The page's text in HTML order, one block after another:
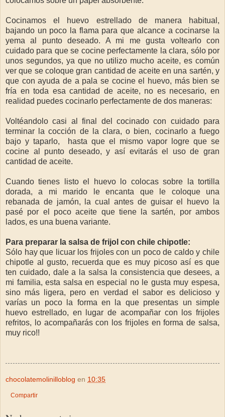
Cocinamos el huevo estrellado de manera habitual,
bajando un poco la flama para que alcance a cocinarse la
yema al punto deseado. A mi me gusta voltearlo con
cuidado para que se cocine perfectamente la clara, sólo por
unos segundos, ya que no utilizo mucho aceite, es común
ver que se coloque gran cantidad de aceite en una sartén, y
que con ayuda de a pala se cocine el huevo, más bien se
fría en toda esa cantidad de aceite, no es necesario, en
realidad puedes cocinarlo perfectamente de dos maneras:
Voltéandolo casi al final del cocinado con cuidado para
terminar la cocción de la clara, o bien, cocinarlo a fuego
bajo y taparlo, hasta que el mismo vapor logre que se
cocine al punto deseado, y así evitarás el uso de gran
cantidad de aceite.
Cuando tienes listo el huevo lo colocas sobre la tortilla
dorada, a mi marido le encanta que le coloque una
rebanada de jamón, la cual antes de guisar el huevo la
pasé por el poco aceite que tiene la sartén, por ambos
lados, es una buena variante.
Para preparar la salsa de frijol con chile chipotle:
Sólo hay que licuar los frijoles con un poco de caldo y chile
chipotle al gusto, recuerda que es muy picoso así es que
ten cuidado, dale a la salsa la consistencia que desees, a
mi familia, esta salsa en especial no le gusta muy espesa,
sino más ligera, pero en verdad el sabor es delicioso y
varías un poco la forma en la que presentas un simple
huevo estrellado, en lugar de acompañar con los frijoles
refritos, lo acompañarás con los frijoles en forma de salsa,
muy rico!!
chocolatemolinilloblog en 10:35
Compartir